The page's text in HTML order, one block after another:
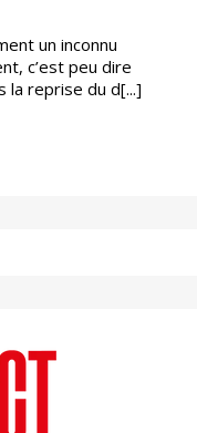
un inconnu
c’est peu dire
la reprise du d[...]